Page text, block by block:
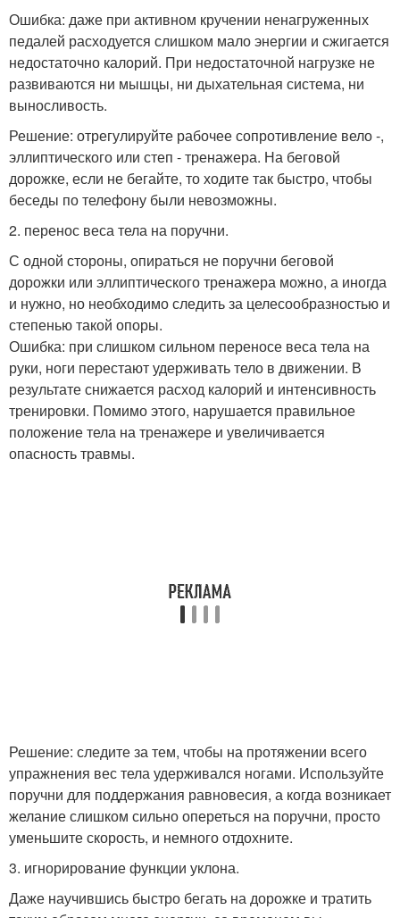
Ошибка: даже при активном кручении ненагруженных
педалей расходуется слишком мало энергии и сжигается
недостаточно калорий. При недостаточной нагрузке не
развиваются ни мышцы, ни дыхательная система, ни
выносливость.
Решение: отрегулируйте рабочее сопротивление вело -,
эллиптического или степ - тренажера. На беговой
дорожке, если не бегайте, то ходите так быстро, чтобы
беседы по телефону были невозможны.
2. перенос веса тела на поручни.
С одной стороны, опираться не поручни беговой
дорожки или эллиптического тренажера можно, а иногда
и нужно, но необходимо следить за целесообразностью и
степенью такой опоры.
Ошибка: при слишком сильном переносе веса тела на
руки, ноги перестают удерживать тело в движении. В
результате снижается расход калорий и интенсивность
тренировки. Помимо этого, нарушается правильное
положение тела на тренажере и увеличивается
опасность травмы.
Решение: следите за тем, чтобы на протяжении всего
упражнения вес тела удерживался ногами. Используйте
поручни для поддержания равновесия, а когда возникает
желание слишком сильно опереться на поручни, просто
уменьшите скорость, и немного отдохните.
3. игнорирование функции уклона.
Даже научившись быстро бегать на дорожке и тратить